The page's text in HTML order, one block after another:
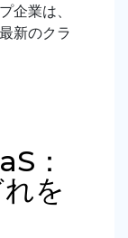
企業は、
新のクラ
：
を